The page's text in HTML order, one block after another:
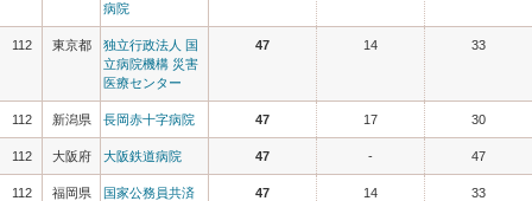
病院
112 東京都
独立行政法人 国
立病院機構 災害
医療センター
47 14 33
112 新潟県 長岡赤十字病院 47 17 30
112 大阪府 大阪鉄道病院 47 - 47
112 福岡県
国家公務員共済
47 14 33